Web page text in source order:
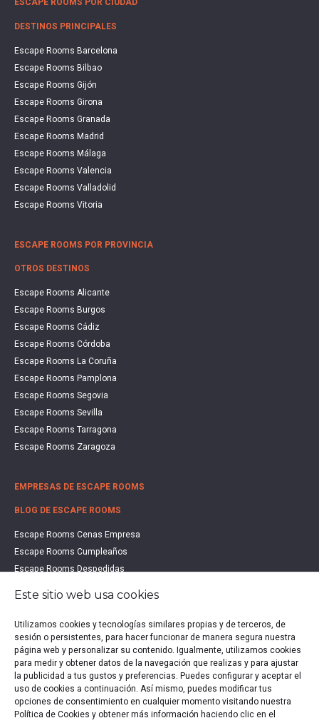
DESTINOS PRINCIPALES
Escape Rooms Barcelona
Escape Rooms Bilbao
Escape Rooms Gijón
Escape Rooms Girona
Escape Rooms Granada
Escape Rooms Madrid
Escape Rooms Málaga
Escape Rooms Valencia
Escape Rooms Valladolid
Escape Rooms Vitoria
ESCAPE ROOMS POR PROVINCIA
OTROS DESTINOS
Escape Rooms Alicante
Escape Rooms Burgos
Escape Rooms Cádiz
Escape Rooms Córdoba
Escape Rooms La Coruña
Escape Rooms Pamplona
Escape Rooms Segovia
Escape Rooms Sevilla
Escape Rooms Tarragona
Escape Rooms Zaragoza
EMPRESAS DE ESCAPE ROOMS
BLOG DE ESCAPE ROOMS
Escape Rooms Cenas Empresa
Escape Rooms Cumpleaños
Escape Rooms Despedidas
Escape Rooms Familias
Escape Rooms Halloween
Escape Rooms San Valentín
Estudio de Mercado Escape Rooms 2021
Qué es un Escape Room
Qué es un Hall Escape
Este sitio web usa cookies
Utilizamos cookies y tecnologías similares propias y de terceros, de
sesión o persistentes, para hacer funcionar de manera segura nuestra
página web y personalizar su contenido. Igualmente, utilizamos cookies
para medir y obtener datos de la navegación que realizas y para ajustar
la publicidad a tus gustos y preferencias. Puedes configurar y aceptar el
uso de cookies a continuación. Así mismo, puedes modificar tus
opciones de consentimiento en cualquier momento visitando nuestra
Política de Cookies y obtener más información haciendo clic en el